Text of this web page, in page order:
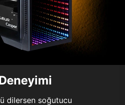
dilersen soğutucu